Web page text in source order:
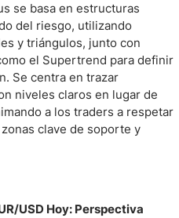
se basa en estructuras
del riesgo, utilizando
y triángulos, junto con
el Supertrend para definir
Se centra en trazar
niveles claros en lugar de
a los traders a respetar
clave de soporte y
USD Hoy: Perspectiva